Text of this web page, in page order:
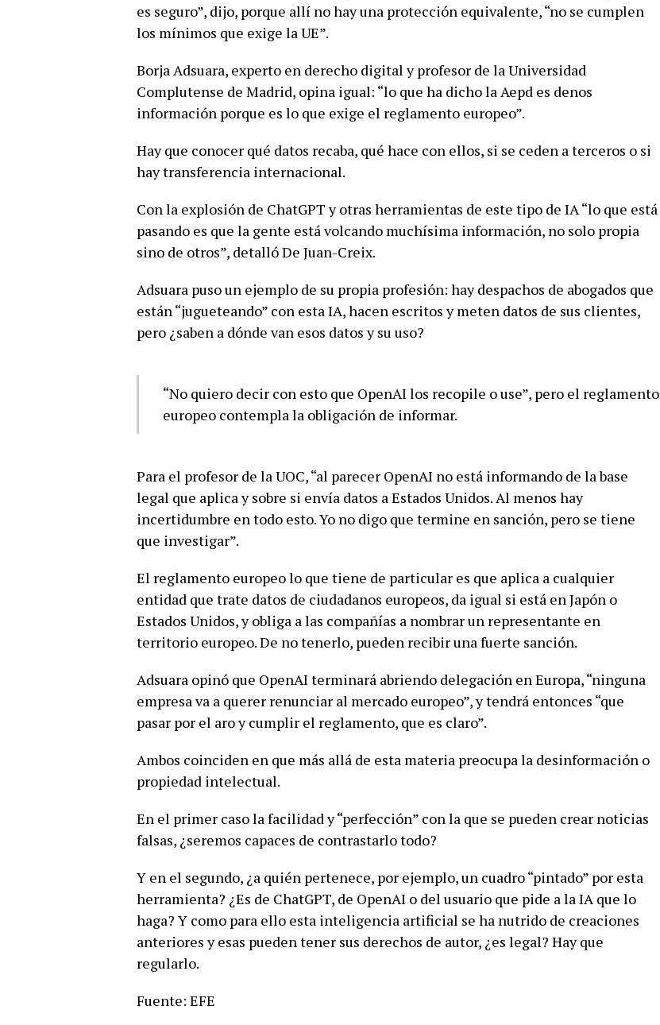
es seguro”, dijo, porque allí no hay una protección equivalente, “no se cumplen
los mínimos que exige la UE”.
Borja Adsuara, experto en derecho digital y profesor de la Universidad
Complutense de Madrid, opina igual: “lo que ha dicho la Aepd es denos
información porque es lo que exige el reglamento europeo”.
Hay que conocer qué datos recaba, qué hace con ellos, si se ceden a terceros o si
hay transferencia internacional.
Con la explosión de ChatGPT y otras herramientas de este tipo de IA “lo que está
pasando es que la gente está volcando muchísima información, no solo propia
sino de otros”, detalló De Juan-Creix.
Adsuara puso un ejemplo de su propia profesión: hay despachos de abogados que
están “jugueteando” con esta IA, hacen escritos y meten datos de sus clientes,
pero ¿saben a dónde van esos datos y su uso?
“No quiero decir con esto que OpenAI los recopile o use”, pero el reglamento
europeo contempla la obligación de informar.
Para el profesor de la UOC, “al parecer OpenAI no está informando de la base
legal que aplica y sobre si envía datos a Estados Unidos. Al menos hay
incertidumbre en todo esto. Yo no digo que termine en sanción, pero se tiene
que investigar”.
El reglamento europeo lo que tiene de particular es que aplica a cualquier
entidad que trate datos de ciudadanos europeos, da igual si está en Japón o
Estados Unidos, y obliga a las compañías a nombrar un representante en
territorio europeo. De no tenerlo, pueden recibir una fuerte sanción.
Adsuara opinó que OpenAI terminará abriendo delegación en Europa, “ninguna
empresa va a querer renunciar al mercado europeo”, y tendrá entonces “que
pasar por el aro y cumplir el reglamento, que es claro”.
Ambos coinciden en que más allá de esta materia preocupa la desinformación o
propiedad intelectual.
En el primer caso la facilidad y “perfección” con la que se pueden crear noticias
falsas, ¿seremos capaces de contrastarlo todo?
Y en el segundo, ¿a quién pertenece, por ejemplo, un cuadro “pintado” por esta
herramienta? ¿Es de ChatGPT, de OpenAI o del usuario que pide a la IA que lo
haga? Y como para ello esta inteligencia artificial se ha nutrido de creaciones
anteriores y esas pueden tener sus derechos de autor, ¿es legal? Hay que
regularlo.
Fuente: EFE